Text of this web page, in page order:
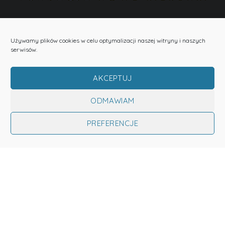
Używamy plików cookies w celu optymalizacji naszej witryny i naszych
serwisów.
AKCEPTUJ
ODMAWIAM
PREFERENCJE
POLITYKA PRYWATNOŚCI COOKIES INFORMACJA O RODO
Do góry
Fundacja Nowe Kierunki © 2022 Wszystkie prawa zastrzeżone!